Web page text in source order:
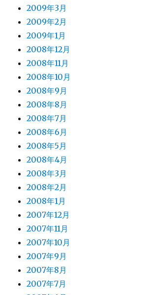
2009年3月
2009年2月
2009年1月
2008年12月
2008年11月
2008年10月
2008年9月
2008年8月
2008年7月
2008年6月
2008年5月
2008年4月
2008年3月
2008年2月
2008年1月
2007年12月
2007年11月
2007年10月
2007年9月
2007年8月
2007年7月